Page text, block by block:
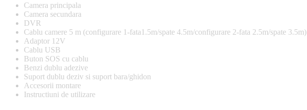
Camera principala
Camera secundara
DVR
Cablu camere 5 m (configurare 1-fata1.5m/spate 4.5m/configurare 2-fata 2.5m/spate 3.5m)
Adaptor 12V
Cablu USB
Buton SOS cu cablu
Benzi dublu adezive
Suport dublu deziv si suport bara/ghidon
Accesorii montare
Instructiuni de utilizare